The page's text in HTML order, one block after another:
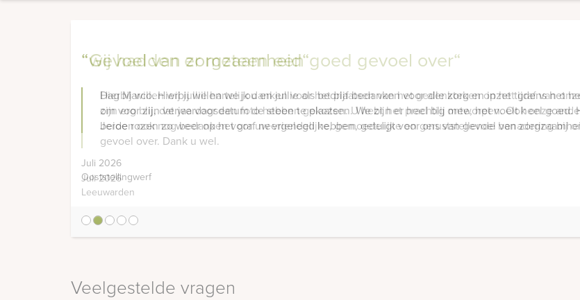
“wij hadden er meteen een goed gevoel over“
Hierbij willen wij jullie hartelijk danken voor het plaatsen van het gedenkteken op het graf van
zijn erg blij, dat we voor een foto hebben gekozen. U hebt het prachtig ontworpen. Ook onze
Jeroen ook nog bedanken voor uw vriendelijke, gemoedelijke en geruststellende benadering bij
gevoel over. Dank u wel.
Juli 2026
Leeuwarden
Veelgestelde vragen